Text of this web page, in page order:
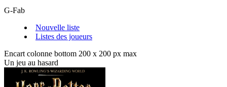
G-Fab
Nouvelle liste
Listes des joueurs
Encart colonne bottom 200 x 200 px max
Un jeu au hasard